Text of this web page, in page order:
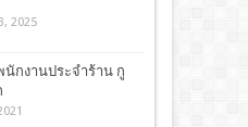
2025
กงานประจำร้าน กู